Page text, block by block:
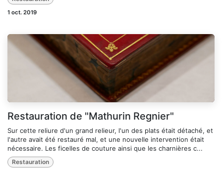
1 oct. 2019
Restauration de "Mathurin Regnier"
Sur cette reliure d'un grand relieur, l'un des plats était détaché, et
l'autre avait été restauré mal, et une nouvelle intervention était
nécessaire. Les ficelles de couture ainsi que les charnières c...
Restauration